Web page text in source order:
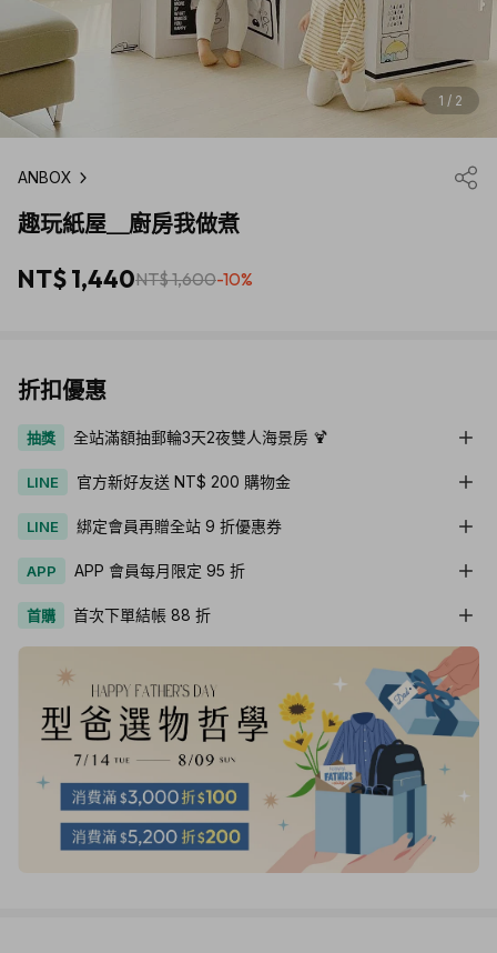
1 / 2
ANBOX
趣玩紙屋＿廚房我做煮
NT$ 1,440NT$ 1,600-10%
折扣優惠
抽獎 全站滿額抽郵輪3天2夜雙人海景房 🍹
LINE 官方新好友送 NT$ 200 購物金
LINE 綁定會員再贈全站 9 折優惠券
APP APP 會員每月限定 95 折
首購 首次下單結帳 88 折